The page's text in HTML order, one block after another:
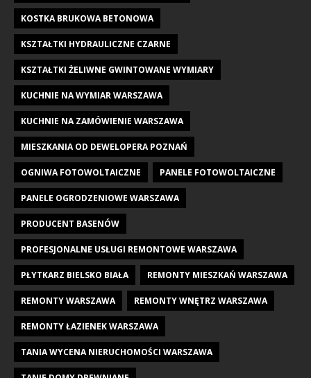
KOSTKA BRUKOWA BETONOWA
KSZTAŁTKI HYDRAULICZNE CZARNE
KSZTAŁTKI ŻELIWNE GWINTOWANE WYMIARY
KUCHNIE NA WYMIAR WARSZAWA
KUCHNIE NA ZAMÓWIENIE WARSZAWA
MIESZKANIA OD DEWELOPERA POZNAŃ
OGNIWA FOTOWOLTAICZNE PANELE FOTOWOLTAICZNE
PANELE OGRODZENIOWE WARSZAWA
PRODUCENT BASENÓW
PROFESJONALNE USŁUGI REMONTOWE WARSZAWA
PŁYTKARZ BIELSKO BIAŁA REMONTY MIESZKAŃ WARSZAWA
REMONTY WARSZAWA REMONTY WNĘTRZ WARSZAWA
REMONTY ŁAZIENEK WARSZAWA
TANIA WYCENA NIERUCHOMOŚCI WARSZAWA